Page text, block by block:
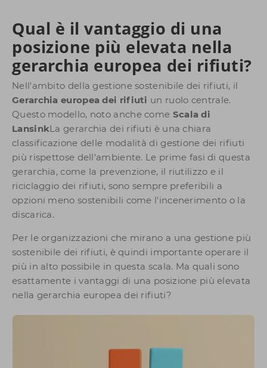
Qual è il vantaggio di una
posizione più elevata nella
gerarchia europea dei rifiuti?
Nell'ambito della gestione sostenibile dei rifiuti, il
Gerarchia europea dei rifiuti un ruolo centrale.
Questo modello, noto anche come Scala di
LansinkLa gerarchia dei rifiuti è una chiara
classificazione delle modalità di gestione dei rifiuti
più rispettose dell'ambiente. Le prime fasi di questa
gerarchia, come la prevenzione, il riutilizzo e il
riciclaggio dei rifiuti, sono sempre preferibili a
opzioni meno sostenibili come l'incenerimento o la
discarica.
Per le organizzazioni che mirano a una gestione più
sostenibile dei rifiuti, è quindi importante operare il
più in alto possibile in questa scala. Ma quali sono
esattamente i vantaggi di una posizione più elevata
nella gerarchia europea dei rifiuti?